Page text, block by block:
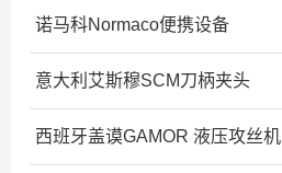
诺马科Normaco便携设备
意大利艾斯穆SCM刀柄夹头
西班牙盖谟GAMOR 液压攻丝机